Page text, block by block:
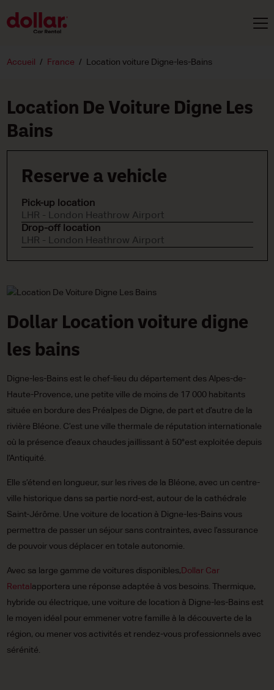
Accueil France Location voiture Digne-les-Bains
Location De Voiture Digne Les
Bains
Reserve a vehicle
Pick-up location
LHR - London Heathrow Airport
Drop-off location
LHR - London Heathrow Airport
Dollar Location voiture digne
les bains
Digne-les-Bains est le chef-lieu du département des Alpes-de-
Haute-Provence, une petite ville de moins de 17 000 habitants
située en bordure des Préalpes de Digne, de part et d’autre de la
rivière Bléone. C’est une ville thermale de réputation internationale
où la présence d’eaux chaudes jaillissant à 50°est exploitée depuis
l’Antiquité.
Elle s’étend en longueur, sur les rives de la Bléone, avec un centre-
ville historique dans sa partie nord-est, autour de la cathédrale
Saint-Jérôme. Une voiture de location à Digne-les-Bains vous
permettra de passer un séjour sans contraintes, avec l’assurance
de pouvoir vous déplacer en totale autonomie.
Avec sa large gamme de voitures disponibles, Dollar Car
Rental apportera une réponse adaptée à vos besoins. Thermique,
hybride ou électrique, une voiture de location à Digne-les-Bains est
le moyen idéal pour emmener votre famille à la découverte de la
région, ou mener vos activités et rendez-vous professionnels avec
sérénité.